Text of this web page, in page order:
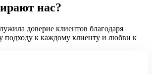
нас?
доверие клиентов благодаря
подходу к каждому клиенту и любви к